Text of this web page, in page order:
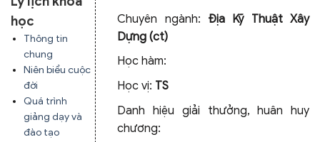
học
Thông tin
chung
Niên biểu cuộc
đời
Quá trình
giảng dạy và
đào tạo
Chuyên ngành: Địa Kỹ Thuật Xây
Dựng (ct)
Học hàm:
Học vị: TS
Danh hiệu giải thưởng, huân huy
chương: